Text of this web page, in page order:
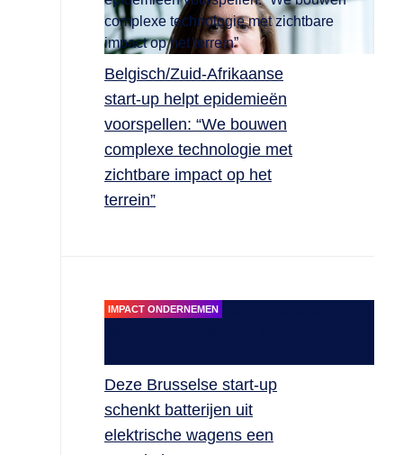
Belgisch/Zuid-Afrikaanse
start-up helpt epidemieën
voorspellen: “We bouwen
complexe technologie met
zichtbare impact op het
terrein”
IMPACT ONDERNEMEN
Deze Brusselse start-up
schenkt batterijen uit
elektrische wagens een